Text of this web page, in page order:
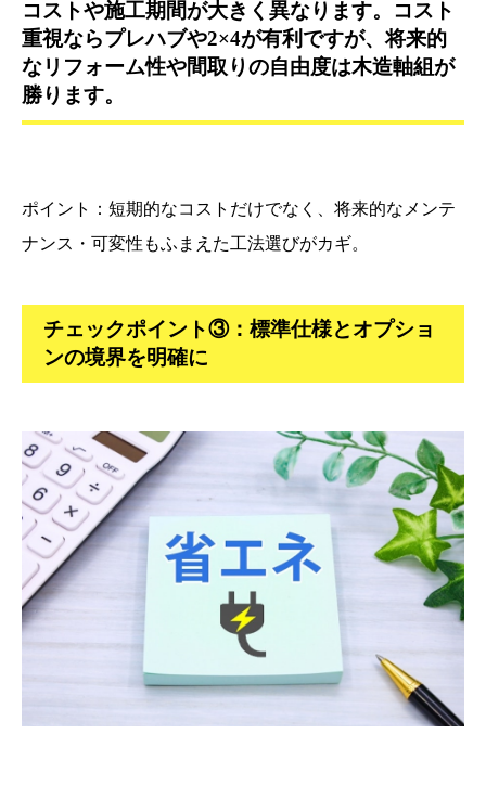
コストや施工期間が大きく異なります。コスト
重視ならプレハブや2×4が有利ですが、将来的
なリフォーム性や間取りの自由度は木造軸組が
勝ります。
ポイント：短期的なコストだけでなく、将来的なメンテ
ナンス・可変性もふまえた工法選びがカギ。
チェックポイント③：標準仕様とオプショ
ンの境界を明確に